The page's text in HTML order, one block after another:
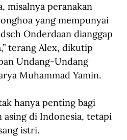
misalnya peranakan
yang mempunyai
Onderdaan dianggap
terang Alex, dikutip
Undang-Undang
Muhammad Yamin.
hanya penting bagi
di Indonesia, tetapi
istri.